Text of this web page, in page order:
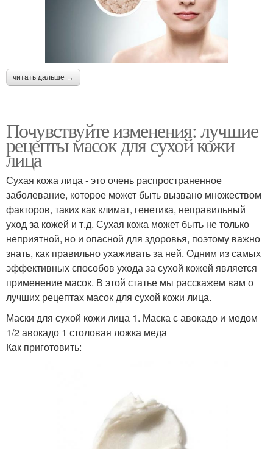
читать дальше →
Почувствуйте изменения: лучшие
рецепты масок для сухой кожи
лица
Сухая кожа лица - это очень распространенное
заболевание, которое может быть вызвано множеством
факторов, таких как климат, генетика, неправильный
уход за кожей и т.д. Сухая кожа может быть не только
неприятной, но и опасной для здоровья, поэтому важно
знать, как правильно ухаживать за ней. Одним из самых
эффективных способов ухода за сухой кожей является
применение масок. В этой статье мы расскажем вам о
лучших рецептах масок для сухой кожи лица.
Маски для сухой кожи лица 1. Маска с авокадо и медом
1/2 авокадо 1 столовая ложка меда
Как приготовить: